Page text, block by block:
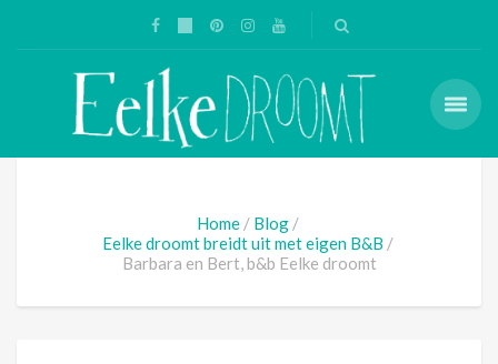
Home
Blog
Eelke droomt breidt uit met eigen B&B
Barbara en Bert, b&b Eelke droomt